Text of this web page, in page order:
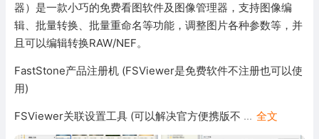
安全防御
系统下载
系统工具
器）是一款小巧的免费看图软件及图像管理器，支持图像编
辑、批量转换、批量重命名等功能，调整图片各种参数等，并
且可以编辑转换RAW/NEF。
FastStone产品注册机 (FSViewer是免费软件不注册也可以使
用)
FSViewer关联设置工具 (可以解决官方便携版不 ... 全文